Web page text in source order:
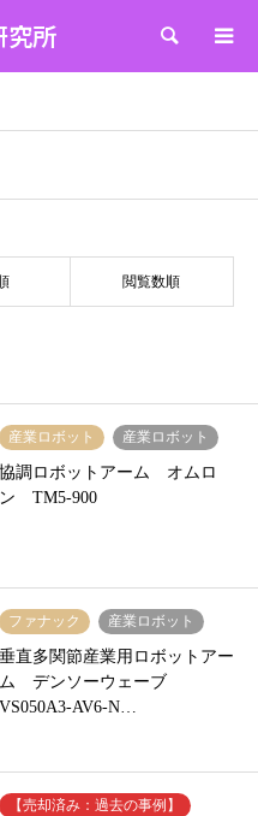
究所 検索
閲覧数順
産業ロボット 産業ロボット
協調ロボットアーム オムロ
ン TM5-900
ファナック 産業ロボット
垂直多関節産業用ロボットアー
ム デンソーウェーブ
VS050A3-AV6-N…
【売却済み：過去の事例】